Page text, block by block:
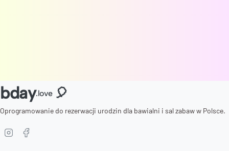
bday.love 🎈
Oprogramowanie do rezerwacji urodzin dla bawialni i sal zabaw w Polsce.